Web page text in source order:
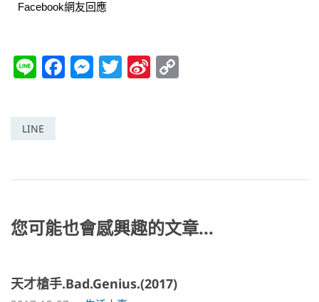
Facebook網友回應
Li
e
F
o
k
M
g
T Si
b n
LINE
您可能也會感興趣的文章...
天才槍手.Bad.Genius.(2017)